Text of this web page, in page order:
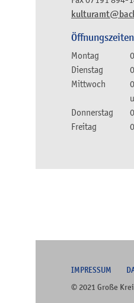
Öffnungszeiten
Montag
Dienstag
Mittwoch
Donnerstag
Freitag
IMPRESSUM
© 2021 Große